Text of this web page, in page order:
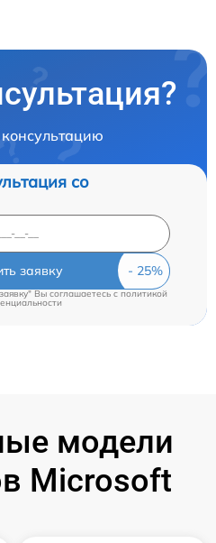
со
заявку
Вы соглашаетесь cполитикой
модели
Microsoft